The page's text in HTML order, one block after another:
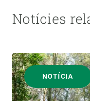
Notícies
NOTÍCIA